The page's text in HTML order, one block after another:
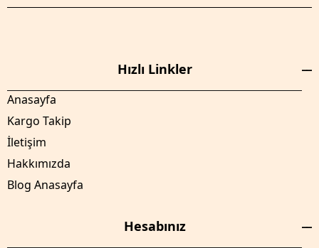
Hızlı Linkler
Anasayfa
Kargo Takip
İletişim
Hakkımızda
Blog Anasayfa
Hesabınız